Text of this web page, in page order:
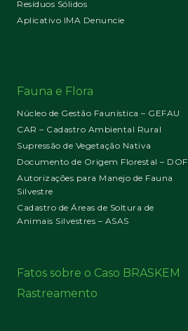
Resíduos Sólidos
Aplicativo IMA Denuncie
Fauna e Flora
Núcleo de Gestão Faunística – GEFAU
CAR – Cadastro Ambiental Rural
Supressão de Vegetação Nativa
Documento de Origem Florestal – DOF
Autorizações para Manejo de Fauna
Silvestre
Cadastro de Áreas de Soltura de
Animais Silvestres – ASAS
Fatos sobre o Caso BRASKEM
Rastreamento